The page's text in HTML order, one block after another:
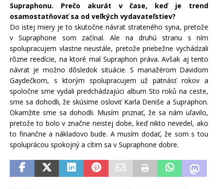
Supraphonu. Prečo akurát v čase, keď je trend
osamostatňovať sa od veľkých vydavateľstiev?
Do istej miery je to skutočne návrat strateného syna, pretože
v Supraphone som začínal. Ale na druhú stranu s ním
spolupracujem vlastne neustále, pretože priebežne vychádzali
rôzne reedície, na ktoré mal Supraphon práva. Avšak aj tento
návrat je možno dôsledok situácie. S manažérom Davidom
Gaydečkom, s ktorým spolupracujem už pätnásť rokov a
spoločne sme vydali predchádzajúci album Sto roků na ceste,
sme sa dohodli, že skúsime osloviť Karla Deniše a Supraphon.
Okamžite sme sa dohodli. Musím priznať, že sa nám uľavilo,
pretože to bolo v značne neistej dobe, keď nikto nevedel, ako
to finančne a nákladovo bude. A musím dodať, že som s tou
spoluprácou spokojný a cítim sa v Supraphone dobre.